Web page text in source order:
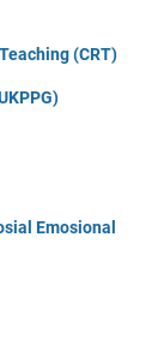
(CRT)
Emosional